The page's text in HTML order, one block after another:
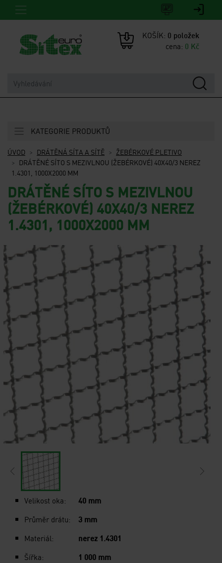
KOŠÍK: 0 položek
cena: 0 Kč
ÚVOD DRÁTĚNÁ SÍTA A SÍTĚ
ŽEBÉRKOVÉ PLETIVO
DRÁTĚNÉ SÍTO S MEZIVLNOU (ŽEBÉRKOVÉ) 40X40/3 NEREZ
1.4301, 1000X2000 MM
DRÁTĚNÉ SÍTO S MEZIVLNOU
(ŽEBÉRKOVÉ) 40X40/3 NEREZ
1.4301, 1000X2000 MM
Velikost oka:
40 mm
Průměr drátu:
3 mm
Materiál:
nerez 1.4301
Šířka:
1 000 mm
KATEGORIE PRODUKTŮ